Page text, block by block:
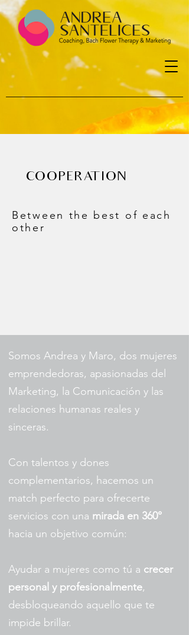
COOPERATION
Between the best of each
other
Somos Andrea y Maro, dos mujeres
emprendedoras, apasionadas del
Marketing, la Comunicación y las
relaciones humanas reales y
sinceras.
Con talentos y dones
complementarios, hacemos un
match perfecto para ofrecerte
servicios con una mirada en 360°
hacia un objetivo común:
Ayudar a mujeres como tú a crecer
personal y profesionalmente,
desbloqueando aquello que te
impide brillar.